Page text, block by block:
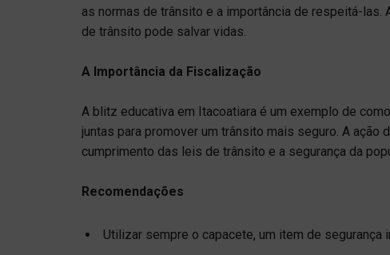
as normas de trânsito e a importância de respeitá-
de trânsito pode salvar vidas.
A Importância da Fiscalização
A blitz educativa em Itacoatiara é um exemplo de
juntas para promover um trânsito mais seguro. A
cumprimento das leis de trânsito e a segurança da
Recomendações
Utilizar sempre o capacete, um item de segurança